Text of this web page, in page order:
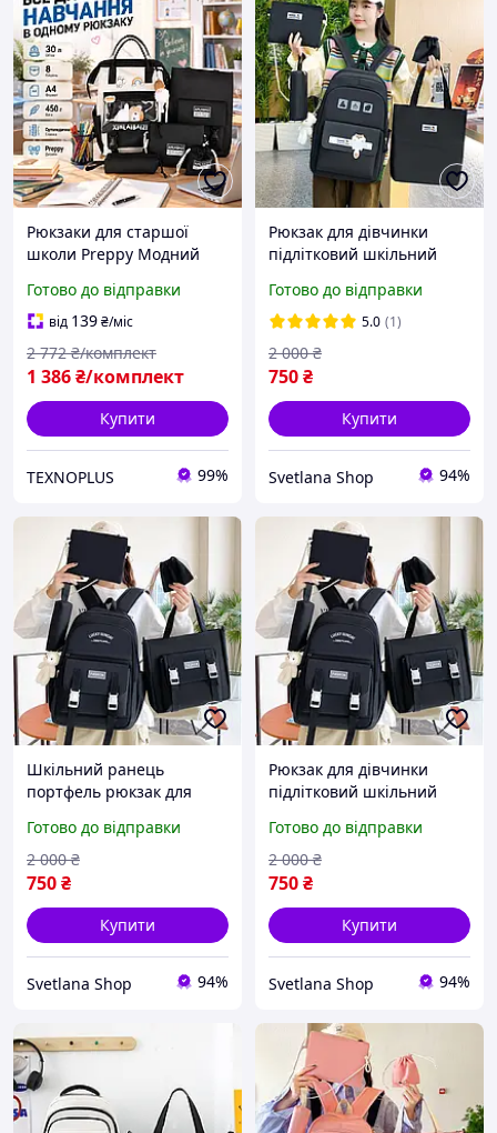
Рюкзаки для старшої
школи Preppy Модний
комплект 5 в 1 для
дівчинки: рюкзак, 3
значка, 2 брелка.
Готово до відправки
від 139₴/міс
1 386₴/комплект
2 772 ₴/комплект
Купити
TEXNOPLUS 99%
Рюкзак для дівчинки
підлітковий шкільний
стильний модний 5в1
рюкзаки шкільні підлітка
чорний
Готово до відправки
5.0 (1)
750₴
2 000 ₴
Купити
Svetlana Shop 94%
Шкільний ранець
портфель рюкзак для
модний підлітковий 4 в 1
рюкзаки шкільні підлітка
чорний
Готово до відправки
750₴
2 000 ₴
Купити
Svetlana Shop 94%
Рюкзак для дівчинки
підлітковий шкільний
стильний модний 5в1
рюкзаки шкільні підлітка
чорний
Готово до відправки
750₴
2 000 ₴
Купити
Svetlana Shop 94%